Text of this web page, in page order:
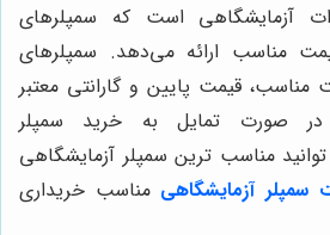
آزمایشگاهی است که سمپلرهای
مناسب ارائه می‌دهد. سمپلرهای
مناسب، قیمت پایین و گارانتی معتبر
صورت تمایل به خرید سمپلر
مناسب ترین سمپلر آزمایشگاهی
سمپلر آزمایشگاهی مناسب خریداری